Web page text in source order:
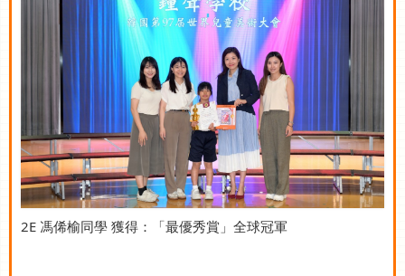
2E 馮俙榆同學 獲得：「最優秀賞」全球冠軍